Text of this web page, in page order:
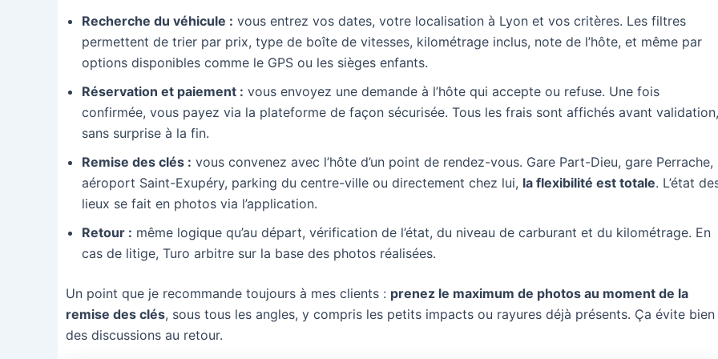
Recherche du véhicule : vous entrez vos dates, votre localisation à Lyon et vos critères. Les filtres
permettent de trier par prix, type de boîte de vitesses, kilométrage inclus, note de l’hôte, et même par
options disponibles comme le GPS ou les sièges enfants.
Réservation et paiement : vous envoyez une demande à l’hôte qui accepte ou refuse. Une fois
confirmée, vous payez via la plateforme de façon sécurisée. Tous les frais sont affichés avant validation,
sans surprise à la fin.
Remise des clés : vous convenez avec l’hôte d’un point de rendez-vous. Gare Part-Dieu, gare Perrache,
aéroport Saint-Exupéry, parking du centre-ville ou directement chez lui, la flexibilité est totale. L’état
lieux se fait en photos via l’application.
Retour : même logique qu’au départ, vérification de l’état, du niveau de carburant et du kilométrage. En
cas de litige, Turo arbitre sur la base des photos réalisées.
Un point que je recommande toujours à mes clients : prenez le maximum de photos au moment de la
remise des clés, sous tous les angles, y compris les petits impacts ou rayures déjà présents. Ça évite bien
des discussions au retour.